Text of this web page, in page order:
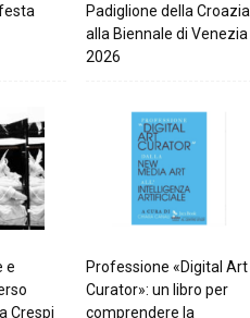
Padiglione della Croazia
alla Biennale di Venezia
2026
e
Crespi
Professione «Digital Art
Curator»: un libro per
comprendere la